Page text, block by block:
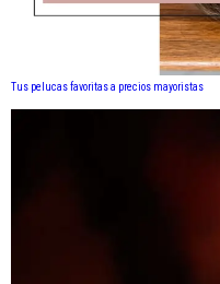
Tus pelucas favoritas a precios mayoristas